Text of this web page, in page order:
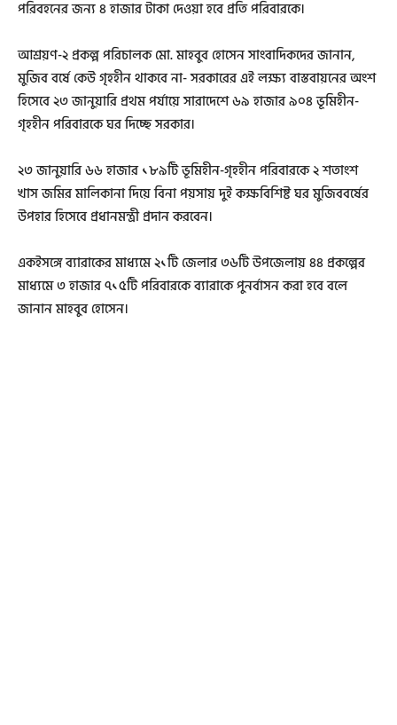
পরিবহনের জন্য ৪ হাজার টাকা দেওয়া হবে প্রতি পরিবারকে।
আশ্রয়ণ-২ প্রকল্প পরিচালক মো. মাহবুব হোসেন সাংবাদিকদের জানান,
মুজিব বর্ষে কেউ গৃহহীন থাকবে না- সরকারের এই লক্ষ্য বাস্তবায়নের অংশ
হিসেবে ২৩ জানুয়ারি প্রথম পর্যায়ে সারাদেশে ৬৯ হাজার ৯০৪ ভূমিহীন-
গৃহহীন পরিবারকে ঘর দিচ্ছে সরকার।
২৩ জানুয়ারি ৬৬ হাজার ১৮৯টি ভূমিহীন-গৃহহীন পরিবারকে ২ শতাংশ
খাস জমির মালিকানা দিয়ে বিনা পয়সায় দুই কক্ষবিশিষ্ট ঘর মুজিববর্ষের
উপহার হিসেবে প্রধানমন্ত্রী প্রদান করবেন।
একইসঙ্গে ব্যারাকের মাধ্যমে ২১টি জেলার ৩৬টি উপজেলায় ৪৪ প্রকল্পের
মাধ্যমে ৩ হাজার ৭১৫টি পরিবারকে ব্যারাকে পুনর্বাসন করা হবে বলে
জানান মাহবুব হোসেন।